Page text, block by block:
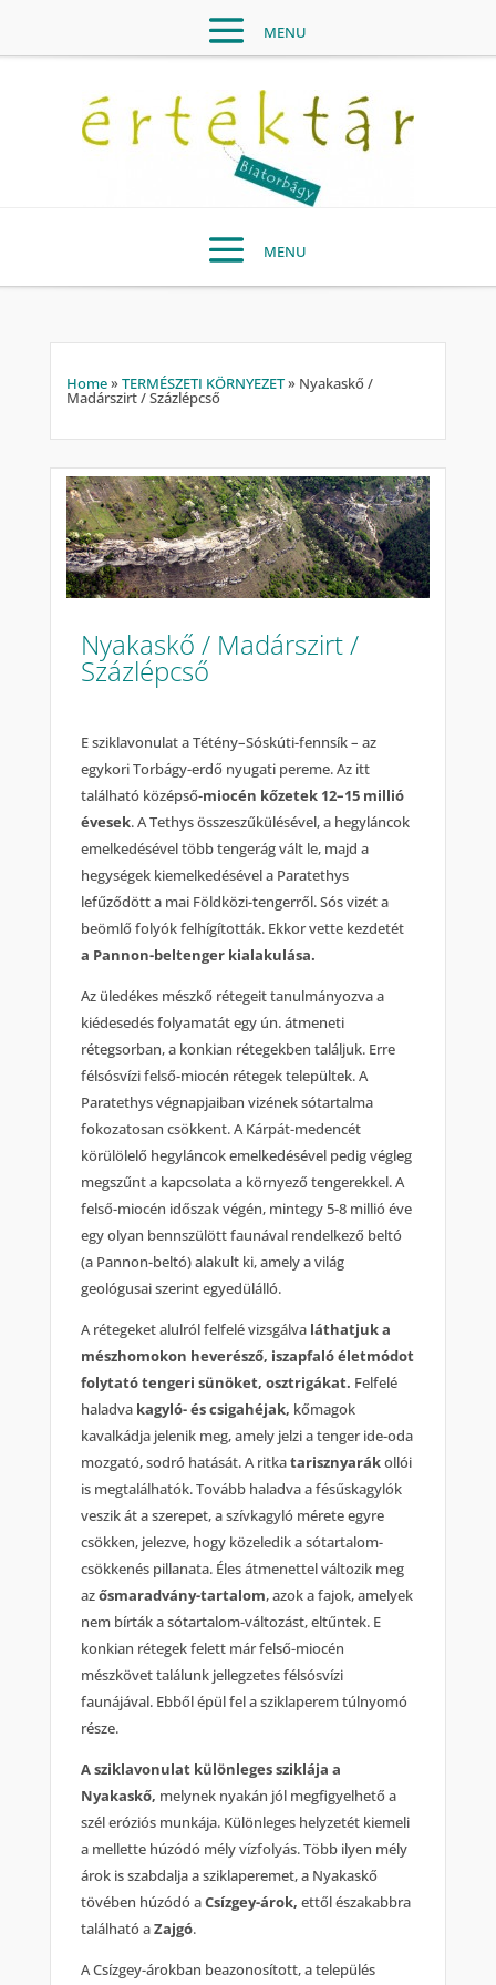
Home» TERMÉSZETI KÖRNYEZET» Nyakaskő /
Madárszirt / Százlépcső
Nyakaskő / Madárszirt /
Százlépcső
E sziklavonulat a Tétény–Sóskúti-fennsík – az
egykori Torbágy-erdő nyugati pereme. Az itt
található középső-miocén kőzetek 12–15 millió
évesek. A Tethys összeszűkülésével, a hegyláncok
emelkedésével több tengerág vált le, majd a
hegységek kiemelkedésével a Paratethys
lefűződött a mai Földközi-tengerről. Sós vizét a
beömlő folyók felhígították. Ekkor vette kezdetét
a Pannon-beltenger kialakulása.
Az üledékes mészkő rétegeit tanulmányozva a
kiédesedés folyamatát egy ún. átmeneti
rétegsorban, a konkian rétegekben találjuk. Erre
félsósvízi felső-miocén rétegek települtek. A
Paratethys végnapjaiban vizének sótartalma
fokozatosan csökkent. A Kárpát-medencét
körülölelő hegyláncok emelkedésével pedig végleg
megszűnt a kapcsolata a környező tengerekkel. A
felső-miocén időszak végén, mintegy 5-8 millió éve
egy olyan bennszülött faunával rendelkező beltó
(a Pannon-beltó) alakult ki, amely a világ
geológusai szerint egyedülálló.
A rétegeket alulról felfelé vizsgálva láthatjuk a
mészhomokon heverésző, iszapfaló életmódot
folytató tengeri sünöket, osztrigákat. Felfelé
haladva kagyló- és csigahéjak, kőmagok
kavalkádja jelenik meg, amely jelzi a tenger ide-oda
mozgató, sodró hatását. A ritkatarisznyarákollói
is megtalálhatók. Tovább haladva a fésűskagylók
veszik át a szerepet, a szívkagyló mérete egyre
csökken, jelezve, hogy közeledik a sótartalom-
csökkenés pillanata. Éles átmenettel változik meg
azősmaradvány-tartalom, azok a fajok, amelyek
nem bírták a sótartalom-változást, eltűntek. E
konkian rétegek felett már felső-miocén
mészkövet találunk jellegzetes félsósvízi
faunájával. Ebből épül fel a sziklaperem túlnyomó
része.
A sziklavonulat különleges sziklája a
Nyakaskő, melynek nyakán jól megfigyelhető a
szél eróziós munkája. Különleges helyzetét kiemeli
a mellette húzódó mély vízfolyás. Több ilyen mély
árok is szabdalja a sziklaperemet, a Nyakaskő
tövében húzódó aCsízgey-árok, ettől északabbra
található aZajgó.
A Csízgey-árokban beazonosított, a település